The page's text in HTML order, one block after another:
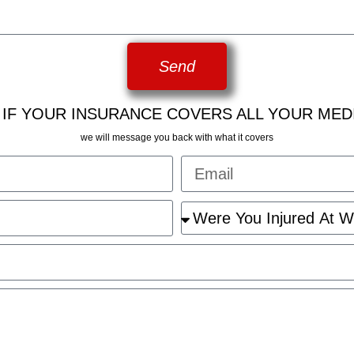
Send
YOUR INSURANCE COVERS ALL YOUR
we will message you back with what it covers